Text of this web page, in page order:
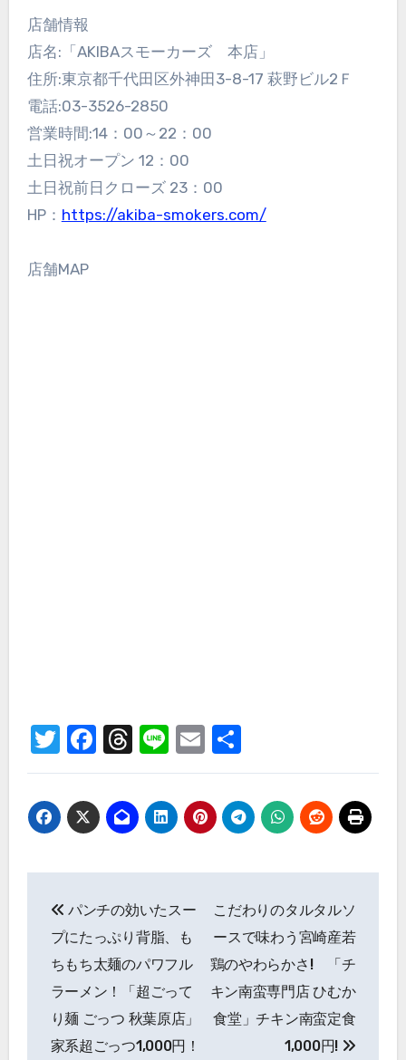
店舗情報
店名:「AKIBAスモーカーズ 本店」
住所:東京都千代田区外神田3-8-17 萩野ビル2Ｆ
電話:03-3526-2850
営業時間:14：00～22：00
土日祝オープン 12：00
土日祝前日クローズ 23：00
HP： https://akiba-smokers.com/
店舗MAP
Twitter
Facebook
Threads
LineEmail
共
有
稿
ナ
ビ
ゲ
パンチの効いたスー
プにたっぷり背脂、も
ちもち太麺のパワフル
ラーメン！「超ごって
り麺 ごっつ 秋葉原店」
家系超ごっつ1,000円！
こだわりのタルタルソ
ースで味わう宮崎産若
鶏のやわらかさ! 「チ
キン南蛮専門店 ひむか
食堂」チキン南蛮定食
1,000円!